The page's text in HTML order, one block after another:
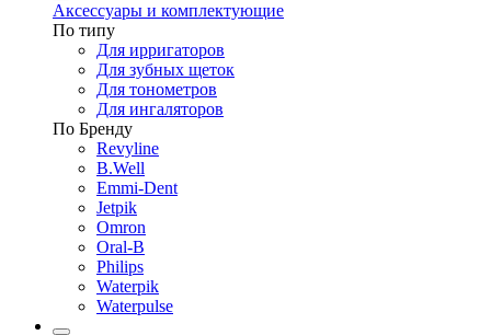
Аксессуары и комплектующие
По типу
Для ирригаторов
Для зубных щеток
Для тонометров
Для ингаляторов
По Бренду
Revyline
B.Well
Emmi-Dent
Jetpik
Omron
Oral-B
Philips
Waterpik
Waterpulse